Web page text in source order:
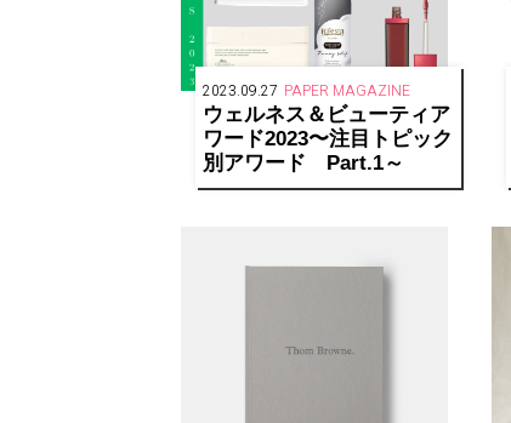
2023.09.27 PAPER MAGAZINE
ウェルネス＆ビューティア
ワード2023〜注目トピック
別アワード Part.1～